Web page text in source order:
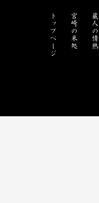
トップページ 宮崎の米処 蔵人の情熱